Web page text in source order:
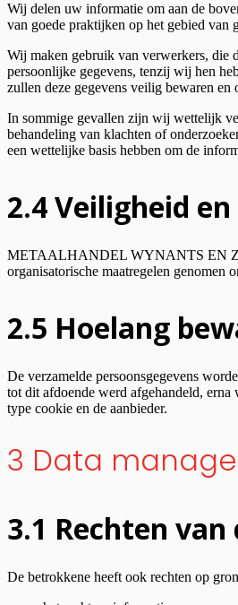
Wij delen uw informatie om aan de
van goede praktijken op het gebied van
Wij maken gebruik van verwerkers, die
persoonlijke gegevens, tenzij wij hen
zullen deze gegevens veilig bewaren
In sommige gevallen zijn wij wettelijk
behandeling van klachten of
een wettelijke basis hebben om de
2.4 Veiligheid
METAALHANDEL WYNANTS EN
organisatorische maatregelen genomen
2.5 Hoelang
De verzamelde persoonsgegevens
tot dit afdoende werd afgehandeld,
type cookie en de aanbieder.
3 Data
3.1 Rechten
De betrokkene heeft ook rechten op